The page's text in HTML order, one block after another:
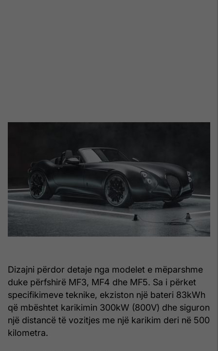
Dizajni përdor detaje nga modelet e mëparshme
duke përfshirë MF3, MF4 dhe MF5. Sa i përket
specifikimeve teknike, ekziston një bateri 83kWh
që mbështet karikimin 300kW (800V) dhe siguron
një distancë të vozitjes me një karikim deri në 500
kilometra.